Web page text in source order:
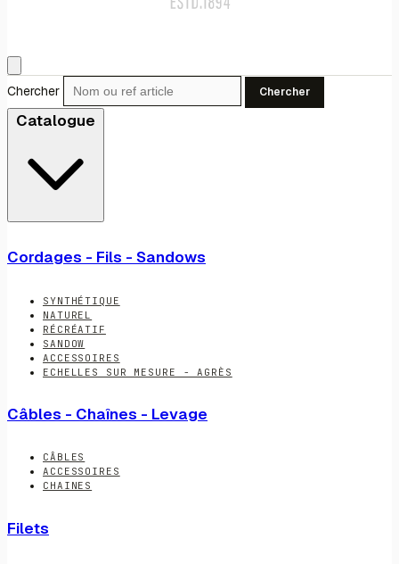
Chercher Chercher
Catalogue
Cordages - Fils - Sandows
SYNTHÉTIQUE
NATUREL
RÉCRÉATIF
SANDOW
ACCESSOIRES
ECHELLES SUR MESURE - AGRÈS
Câbles - Chaînes - Levage
CÂBLES
ACCESSOIRES
CHAINES
Filets